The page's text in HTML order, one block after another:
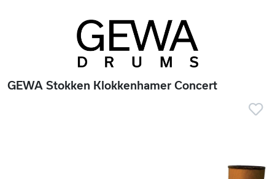
GEWA Stokken Klokkenhamer Concert